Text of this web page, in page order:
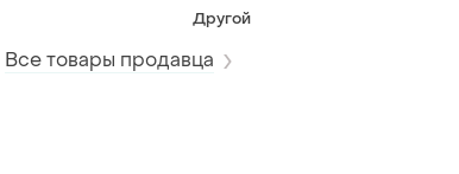
Другой
Все товары продавца